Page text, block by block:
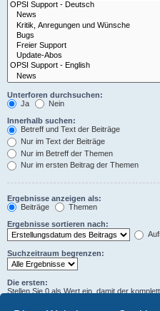
Unterforen durchsuchen:
Ja
Nein
Innerhalb suchen:
Betreff und Text der Beiträge
Nur im Text der Beiträge
Nur im Betreff der Themen
Nur im ersten Beitrag der Themen
Ergebnisse anzeigen als:
Beiträge
Themen
Ergebnisse sortieren nach:
Suchzeitraum begrenzen:
Die ersten:
Stellen Sie 0 als Wert ein, damit der